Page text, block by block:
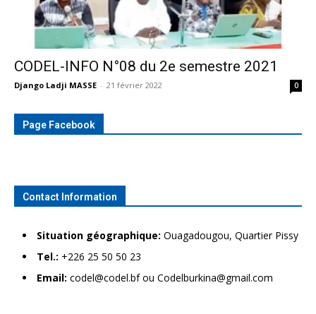
CODEL-INFO N°08 du 2e semestre 2021
Django Ladji MASSE - 21 février 2022 0
Page Facebook
Contact Information
Situation géographique: Ouagadougou, Quartier Pissy
Tel.: +226 25 50 50 23
Email: codel@codel.bf ou Codelburkina@gmail.com